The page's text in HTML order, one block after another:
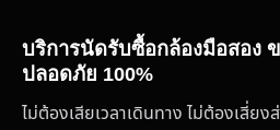
บริการนัดรับซื้อกล้องมือสอง
ปลอดภัย 100%
ไม่ต้องเสียเวลาเดินทาง ไม่ต้องเสี่ย